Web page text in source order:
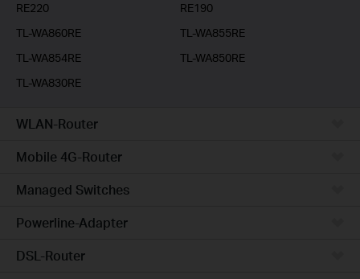
RE220
RE190
TL-WA860RE
TL-WA855RE
TL-WA854RE
TL-WA850RE
TL-WA830RE
WLAN-Router
Mobile 4G-Router
Managed Switches
Powerline-Adapter
DSL-Router